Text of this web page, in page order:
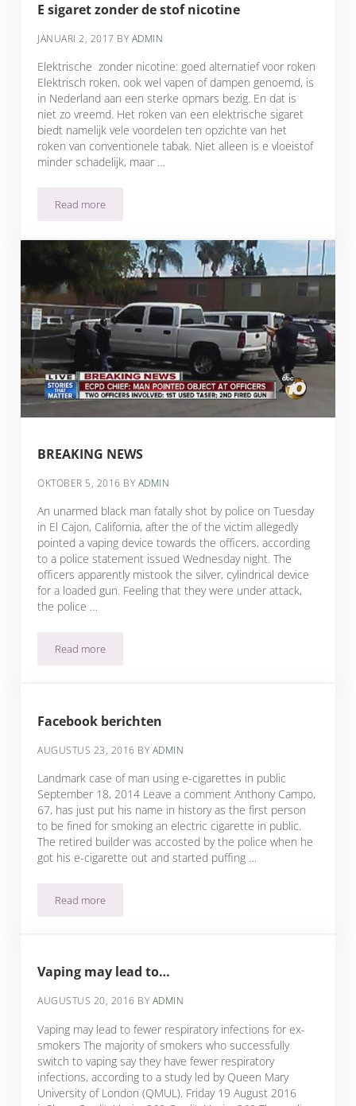
E sigaret zonder de stof nicotine
JANUARI 2, 2017 BY ADMIN
Elektrische zonder nicotine: goed alternatief voor roken
Elektrisch roken, ook wel vapen of dampen genoemd, is
in Nederland aan een sterke opmars bezig. En dat is
niet zo vreemd. Het roken van een elektrische sigaret
biedt namelijk vele voordelen ten opzichte van het
roken van conventionele tabak. Niet alleen is e vloeistof
minder schadelijk, maar …
Read moreE sigaret zonder de stof nicotine
BREAKING NEWS
OKTOBER 5, 2016 BY ADMIN
An unarmed black man fatally shot by police on Tuesday
in El Cajon, California, after the of the victim allegedly
pointed a vaping device towards the officers, according
to a police statement issued Wednesday night. The
officers apparently mistook the silver, cylindrical device
for a loaded gun. Feeling that they were under attack,
the police …
Read moreBREAKING NEWS
Facebook berichten
AUGUSTUS 23, 2016 BY ADMIN
Landmark case of man using e-cigarettes in public
September 18, 2014 Leave a comment Anthony Campo,
67, has just put his name in history as the first person
to be fined for smoking an electric cigarette in public.
The retired builder was accosted by the police when he
got his e-cigarette out and started puffing …
Read moreFacebook berichten
Vaping may lead to…
AUGUSTUS 20, 2016 BY ADMIN
Vaping may lead to fewer respiratory infections for ex-
smokers The majority of smokers who successfully
switch to vaping say they have fewer respiratory
infections, according to a study led by Queen Mary
University of London (QMUL). Friday 19 August 2016